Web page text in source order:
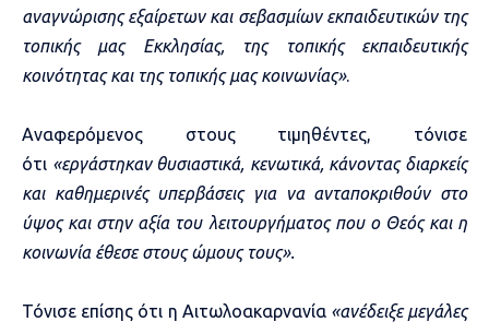
αναγνώρισης εξαίρετων και σεβασμίων εκπαιδευτικών της
τοπικής μας Εκκλησίας, της τοπικής εκπαιδευτικής
κοινότητας και της τοπικής μας κοινωνίας».
Αναφερόμενος στους τιμηθέντες, τόνισε
ότι «εργάστηκαν θυσιαστικά, κενωτικά, κάνοντας διαρκείς
και καθημερινές υπερβάσεις για να ανταποκριθούν στο
ύψος και στην αξία του λειτουργήματος που ο Θεός και η
κοινωνία έθεσε στους ώμους τους».
Τόνισε επίσης ότι η Αιτωλοακαρνανία «ανέδειξε μεγάλες